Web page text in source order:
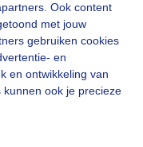
Ook content
met jouw
gebruiken cookies
en
en ontwikkeling van
ook je precieze